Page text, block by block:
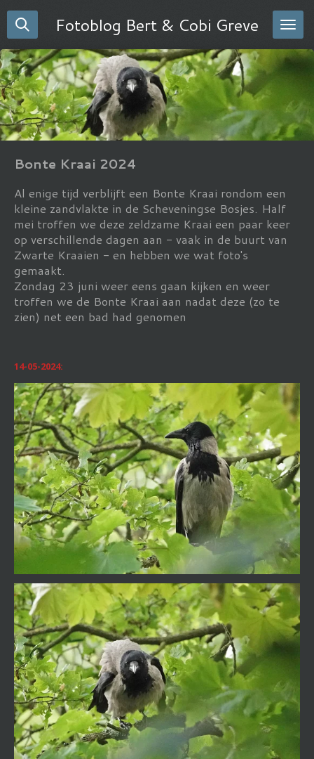
Ga
direct
de
hoofdinhoud
Fotoblog Bert & Cobi Greve
Bonte Kraai 2024
Al enige tijd verblijft een Bonte Kraai rondom een
kleine zandvlakte in de Scheveningse Bosjes. Half
mei troffen we deze zeldzame Kraai een paar keer
op verschillende dagen aan - vaak in de buurt van
Zwarte Kraaien - en hebben we wat foto's
gemaakt.
Zondag 23 juni weer eens gaan kijken en weer
troffen we de Bonte Kraai aan nadat deze (zo te
zien) net een bad had genomen
14-05-2024: